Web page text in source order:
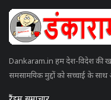
Dankaram.in हम देश-विदेश की
समसामयिक मुद्दों को सच्चाई के